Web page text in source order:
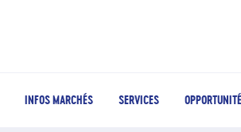
INFOS MARCHÉS SERVICES